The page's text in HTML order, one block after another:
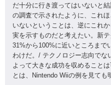
だ十分に行き渡ってはいないと
の調査で示されたように、これ
いないということは、逆にこれ
実を示すものだと考えたい。新
31%から100%に近いところまで
わけだ。/ テクノロジー志向でな
よって大きな成功を収めること
とは、Nintendo Wiiの例を見ても